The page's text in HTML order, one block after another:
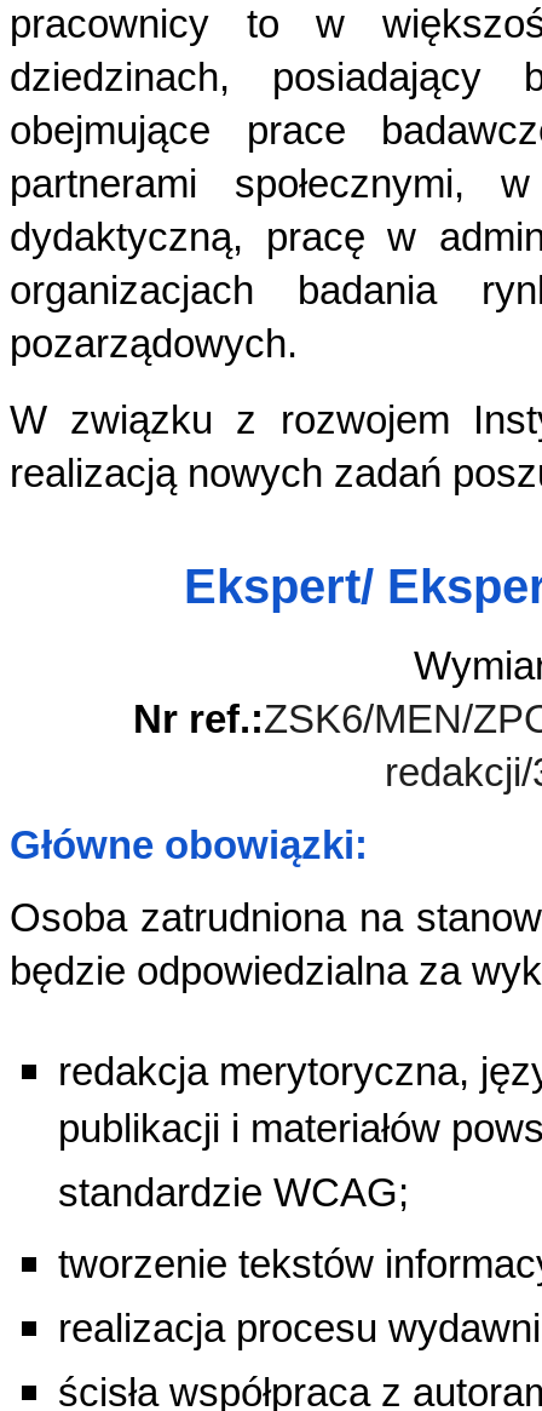
pracownicy to w
dziedzinach, posiadający
obejmujące prace
partnerami
dydaktyczną, pracę w
organizacjach badania
pozarządowych.
W związku z rozwojem
realizacją nowych zadań
Ekspert/
Nr ref.:ZSK6/MEN/
Główne obowiązki:
Osoba zatrudniona na
będzie odpowiedzialna za
redakcja merytoryczna,
publikacji i materiałów
standardzie WCAG;
tworzenie tekstów
realizacja procesu
ścisła współpraca z